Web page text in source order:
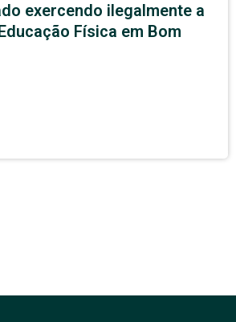
exercendo ilegalmente a
Física em Bom